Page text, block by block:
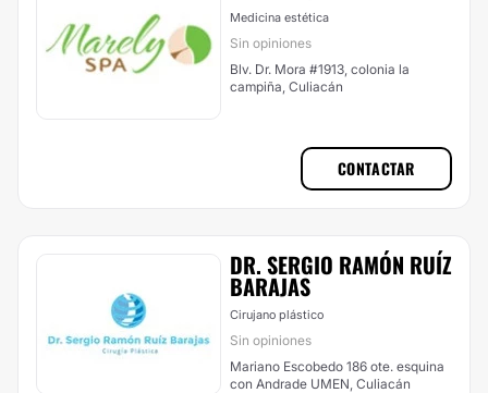
Medicina estética
Sin opiniones
Blv. Dr. Mora #1913, colonia la
campiña, Culiacán
CONTACTAR
DR. SERGIO RAMÓN RUÍZ
BARAJAS
Cirujano plástico
Sin opiniones
Mariano Escobedo 186 ote. esquina
con Andrade UMEN, Culiacán